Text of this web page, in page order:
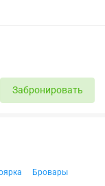
Забронировать
Бровары